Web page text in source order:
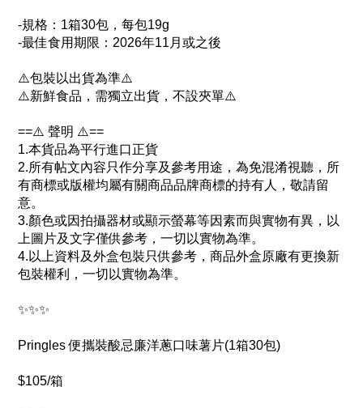
-規格：1箱30包，每包19g
-最佳食用期限：2026年11月或之後
⚠️包裝以出貨為準⚠️
⚠️新鮮食品，需獨立出貨，不設夾單⚠️
==⚠️ 聲明 ⚠️==
1.本貨品為平行進口正貨
2.所有帖文內容只作分享及參考用途，為免混淆視聽，所
有商標或版權均屬有關商品品牌商標的持有人，敬請留
意。
3.顏色或因拍攝器材或顯示螢幕等因素而與實物有異，以
上圖片及文字僅供參考，一切以實物為準。
4.以上資料及外盒包裝只供參考，商品外盒原廠有更換新
包裝權利，一切以實物為準。
✨✨✨
Pringles 便攜裝酸忌廉洋蔥口味薯片(1箱30包)
$105/箱